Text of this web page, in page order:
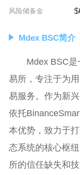
风险储备金
Mdex BSC简介
Mdex BSC
易所，专注于为
易服务。作为新
依托
本优势，致力于
态系统的核心枢
所的信任缺失和